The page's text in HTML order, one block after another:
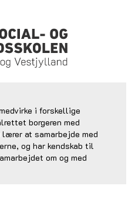
i forskellige
borgeren med
at samarbejde med
og har kendskab til
om og med